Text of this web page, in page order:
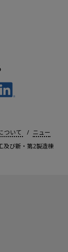
ついて
ニュー
及び新・第2製造棟